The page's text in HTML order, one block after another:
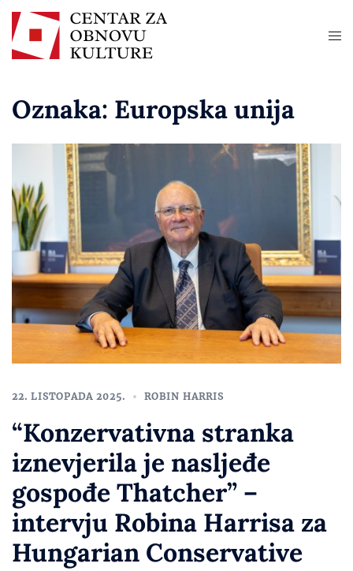
Oznaka: Europska unija
22. LISTOPADA 2025. ROBIN HARRIS
“Konzervativna stranka
iznevjerila je nasljeđe
gospođe Thatcher” –
intervju Robina Harrisa za
Hungarian Conservative